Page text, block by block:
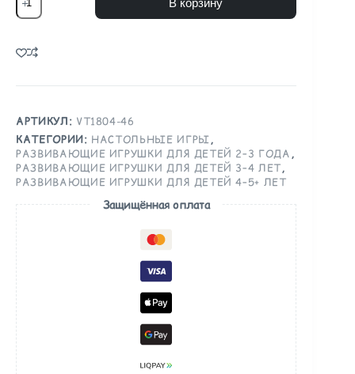
В корзину
АРТИКУЛ: VT1804-46
КАТЕГОРИИ: НАСТОЛЬНЫЕ ИГРЫ,
РАЗВИВАЮЩИЕ ИГРУШКИ ДЛЯ ДЕТЕЙ 2–3 ГОДА ,
РАЗВИВАЮЩИЕ ИГРУШКИ ДЛЯ ДЕТЕЙ 3–4 ЛЕТ,
РАЗВИВАЮЩИЕ ИГРУШКИ ДЛЯ ДЕТЕЙ 4–5+ ЛЕТ
Защищённая оплата